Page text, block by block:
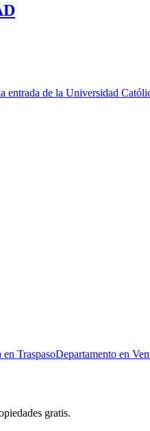
entrada de la Universidad
en TraspasoDepartamento en
gratis.